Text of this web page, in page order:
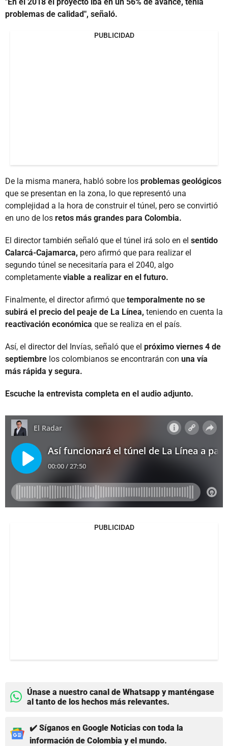
problemas de calidad", señaló.
PUBLICIDAD
De la misma manera, habló sobre los problemas geológicos
que se presentan en la zona, lo que representó una
complejidad a la hora de construir el túnel, pero se convirtió
en uno de los retos más grandes para Colombia.
El director también señaló que el túnel irá solo en el sentido
Calarcá-Cajamarca, pero afirmó que para realizar el
segundo túnel se necesitaría para el 2040, algo
completamente viable a realizar en el futuro.
Finalmente, el director afirmó que temporalmente no se
subirá el precio del peaje de La Línea, teniendo en cuenta la
reactivación económica que se realiza en el país.
Así, el director del Invías, señaló que el próximo viernes 4 de
septiembre los colombianos se encontrarán con una vía
más rápida y segura.
Escuche la entrevista completa en el audio adjunto.
PUBLICIDAD
Únase a nuestro canal de Whatsapp y manténgase
al tanto de los hechos más relevantes.
✔️ Síganos en Google Noticias con toda la
información de Colombia y el mundo.